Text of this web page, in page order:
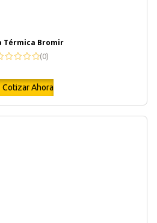
Térmica Bromir
(0)
Cotizar Ahora